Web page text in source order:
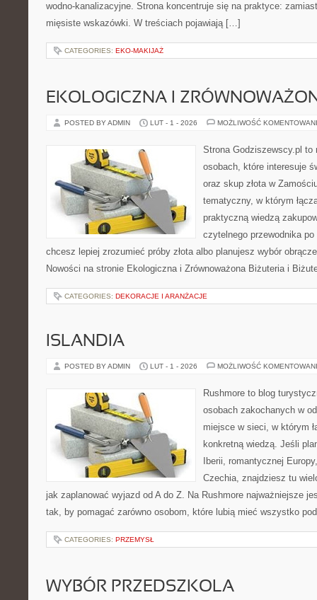
wodno-kanalizacyjne. Strona koncentruje się na praktyce:
mięsiste wskazówki. W treściach pojawiają […]
CATEGORIES: EKO-MAKIJAŻ
EKOLOGICZNA I
POSTED BY ADMIN LUT - 1 - 2026 MOŻLIWOŚĆ
Strona Godziszewscy.pl
osobach, które interesuje
oraz skup złota w
tematyczny, w którym
praktyczną wiedzą
czytelnego przewodnika
chcesz lepiej zrozumieć próby złota albo planujesz wybór
Nowości na stronie Ekologiczna i Zrównoważona Biżuteria i
CATEGORIES: DEKORACJE I ARANŻACJE
ISLANDIA
POSTED BY ADMIN LUT - 1 - 2026 MOŻLIWOŚĆ
Rushmore to blog
osobach zakochanych w
miejsce w sieci, w którym
konkretną wiedzą. Jeśli
Iberii, romantycznej
Czechia, znajdziesz tu
jak zaplanować wyjazd od A do Z. Na Rushmore najważniejsze
tak, by pomagać zarówno osobom, które lubią mieć wszystko
CATEGORIES: PRZEMYSŁ
WYBÓR PRZEDSZKOLA